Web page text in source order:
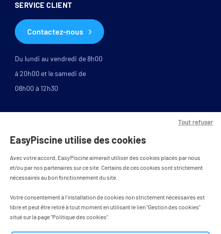
EasyPiscine utilise des cookies
Avec votre accord, EasyPiscine aimerait utiliser des cookies placés par nous
et/ou par nos partenaires sur ce site. Certains de ces cookies sont strictement
nécessaires au bon fonctionnement du site.
Votre consentement à l'installation de cookies non strictement nécessaires est
libre et peut être retiré à tout moment en utilisant le lien "Gestion des cookies"
situé sur la page "Politique des cookies".
Tout refuser
SERVICE CLIENT
Contactez-nous
Du lundi au vendredi de 8h00
à 20h00 et le samedi de
08h00 à 12h30
PAIEMENT SÉCURISÉ